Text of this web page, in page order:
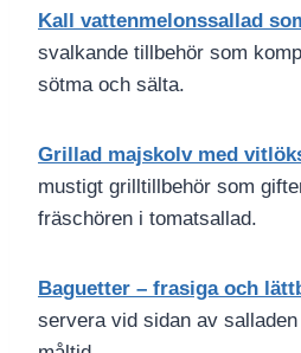
Kall vattenmelonssallad
svalkande tillbehör som
sötma och sälta.
Grillad majskolv med
mustigt grilltillbehör som
fräschören i tomatsallad.
Baguetter – frasiga och
servera vid sidan av